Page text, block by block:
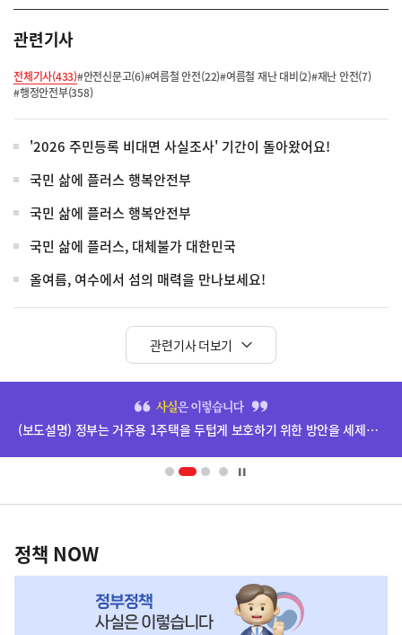
관련기사
전체기사(433)#안전신문고(6)#여름철 안전(22)#여름철 재난 대비(2)#재난 안전(7)
#행정안전부(358)
'2026 주민등록 비대면 사실조사' 기간이 돌아왔어요!
국민 삶에 플러스 행복안전부
국민 삶에 플러스 행복안전부
국민 삶에 플러스, 대체불가 대한민국
올여름, 여수에서 섬의 매력을 만나보세요!
관련기사 더보기
영
(보도설명) 정부는 거주용 1주택을 두텁게 보호하기 위한 방안을 세제개편안에 담았습니다.
책
NOW,
정책 NOW